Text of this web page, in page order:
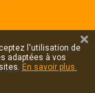
l'utilisation de
adaptées à vos
En savoir plus.